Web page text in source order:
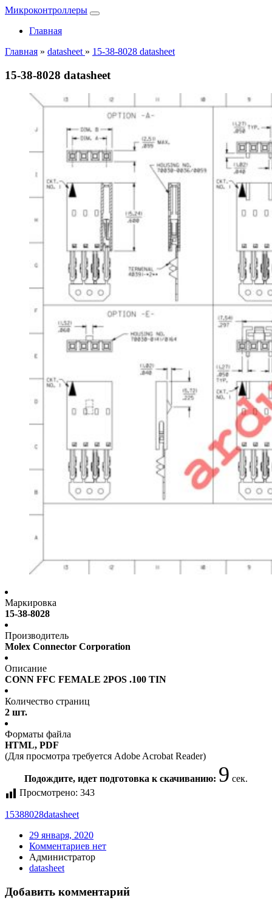
Микроконтроллеры
Главная
Главная » datasheet » 15-38-8028 datasheet
15-38-8028 datasheet
Маркировка
15-38-8028
Производитель
Molex Connector Corporation
Описание
CONN FFC FEMALE 2POS .100 TIN
Количество страниц
2 шт.
Форматы файла
HTML, PDF
(Для просмотра требуется Adobe Acrobat Reader)
Подождите, идет подготовка к скачиванию: 9 сек.
Просмотрено: 343
15388028datasheet
29 января, 2020
Комментариев нет
Администратор
datasheet
Добавить комментарий